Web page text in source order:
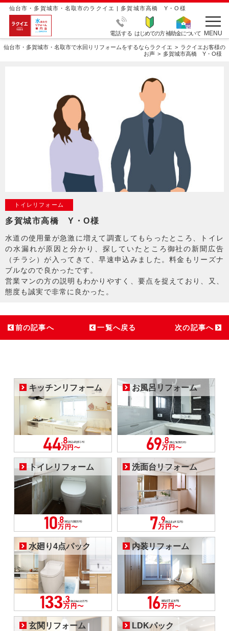
仙台市・多賀城市・名取市のラクイエ | 多賀城市高橋 Y・O様
電話する はじめての方補助金について MENU
仙台市・多賀城市・名取市で水回りリフォームをするならラクイエ
ラクイエお客様の
お声
多賀城市高橋 Y・O様
トイレリフォーム
多賀城市高橋 Y・O様
水道の使用量が急激に増えて調査してもらったところ、トイレ
の水漏れが原因と分かり、探していたところ御社の新聞広告
（チラシ）が入ってきて、早速申込みました。料金もリーズナ
ブルなので良かったです。
営業マンの方の説明もわかりやすく、要点を捉えており、又、
態度も誠実で非常に良かった。
前の記事へ 一覧へ戻る 次の記事へ
キッチンリフォーム お風呂リフォーム
トイレリフォーム 洗面台リフォーム
水廻り4点パック 内装リフォーム
玄関リフォーム LDKパック